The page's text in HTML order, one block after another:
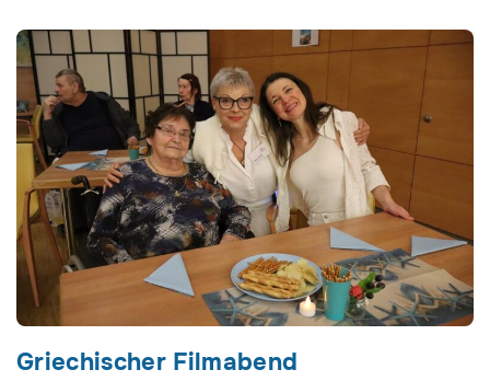
Griechischer Filmabend